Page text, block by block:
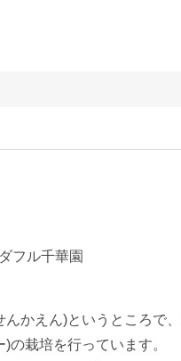
フル千華園
んかえん)というところで
の栽培を行っています。